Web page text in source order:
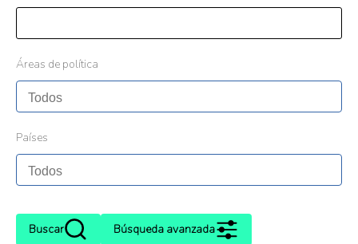
Áreas de política
Países
Buscar Búsqueda avanzada